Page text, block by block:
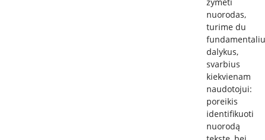
nuorodas,
turime du
dalykus,
svarbius
kiekvienam
naudotojui:
poreikis
identifikuoti
nuorodą